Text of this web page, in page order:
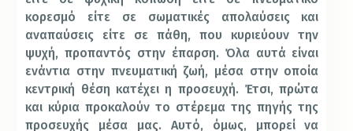
κορεσμό είτε σε σωματικές απολαύσεις και
αναπαύσεις είτε σε πάθη, που κυριεύουν την
ψυχή, προπαντός στην έπαρση. Όλα αυτά είναι
ενάντια στην πνευματική ζωή, μέσα στην οποία
κεντρική θέση κατέχει η προσευχή. Έτσι, πρώτα
και κύρια προκαλούν το στέρεμα της πηγής της
προσευχής μέσα μας. Αυτό, όμως, μπορεί να